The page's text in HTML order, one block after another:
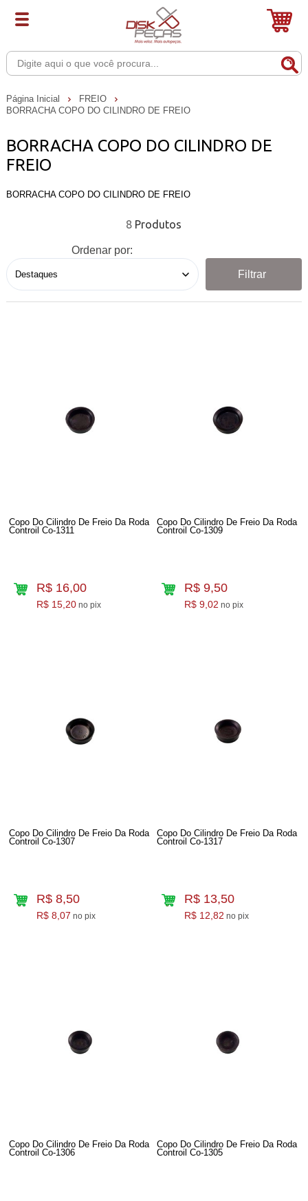
Página Inicial
FREIO
BORRACHA COPO DO CILINDRO DE FREIO
BORRACHA COPO DO CILINDRO DE
FREIO
BORRACHA COPO DO CILINDRO DE FREIO
8
Ordenar por:
Filtrar
Copo Do Cilindro De Freio Da Roda
Controil Co-1311
R$ 16,00
R$ 15,20 no pix
Copo Do Cilindro De Freio Da Roda
Controil Co-1309
R$ 9,50
R$ 9,02 no pix
Copo Do Cilindro De Freio Da Roda
Controil Co-1307
R$ 8,50
R$ 8,07 no pix
Copo Do Cilindro De Freio Da Roda
Controil Co-1317
R$ 13,50
R$ 12,82 no pix
Copo Do Cilindro De Freio Da Roda
Controil Co-1306
Copo Do Cilindro De Freio Da Roda
Controil Co-1305